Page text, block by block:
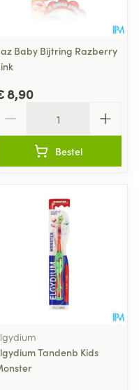
Baby Bijtring Razberry
8,90
Bestel
Tandenb Kids